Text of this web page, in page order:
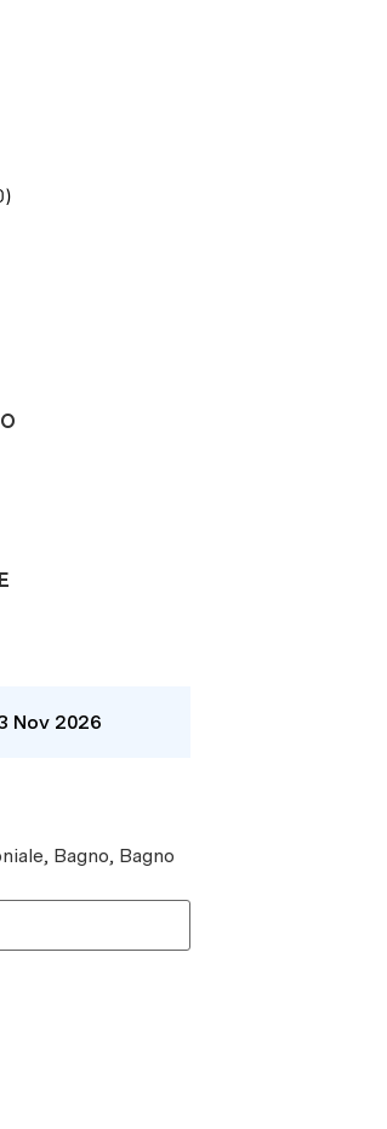
Nov 2026
Bagno, Bagno